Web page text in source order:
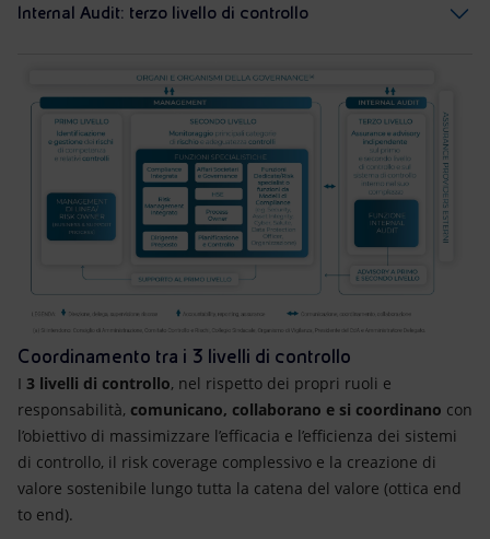
Internal Audit: terzo livello di controllo
Coordinamento tra i 3 livelli di controllo
I 3 livelli di controllo, nel rispetto dei propri ruoli e
responsabilità, comunicano, collaborano e si coordinano con
l’obiettivo di massimizzare l’efficacia e l’efficienza dei sistemi
di controllo, il risk coverage complessivo e la creazione di
valore sostenibile lungo tutta la catena del valore (ottica end
to end).